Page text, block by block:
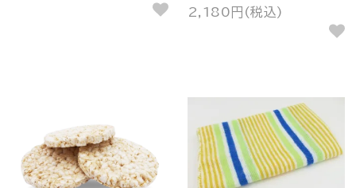
2,180円(税込)